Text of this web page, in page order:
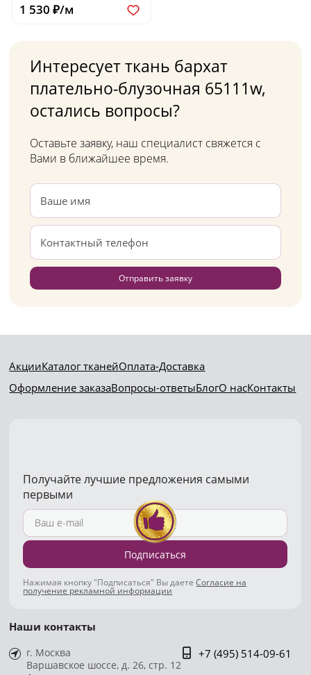
1 530 ₽/м
Интересует ткань бархат
плательно-блузочная 65111w,
остались вопросы?
Оставьте заявку, наш специалист свяжется с
Вами в ближайшее время.
Отправить заявку
АкцииКаталог тканейОплата-Доставка
Оформление заказаВопросы-ответыБлогО насКонтакты
Получайте лучшие предложения самыми
первыми
Подписаться
Нажимая кнопку "Подписаться" Вы даетеСогласие на
получение рекламной информации
Наши контакты
г. Москва
Варшавское шоссе, д. 26, стр. 12
+7 (495) 514-09-61